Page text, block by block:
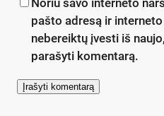
pašto adresą ir
nebereiktų įvesti iš
parašyti komentarą.